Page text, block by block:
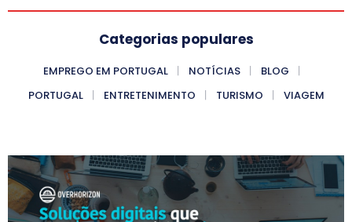
Categorias populares
EMPREGO EM PORTUGAL NOTÍCIAS
BLOG
PORTUGAL
ENTRETENIMENTO TURISMO VIAGEM